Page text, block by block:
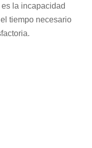
la incapacidad
tiempo necesario